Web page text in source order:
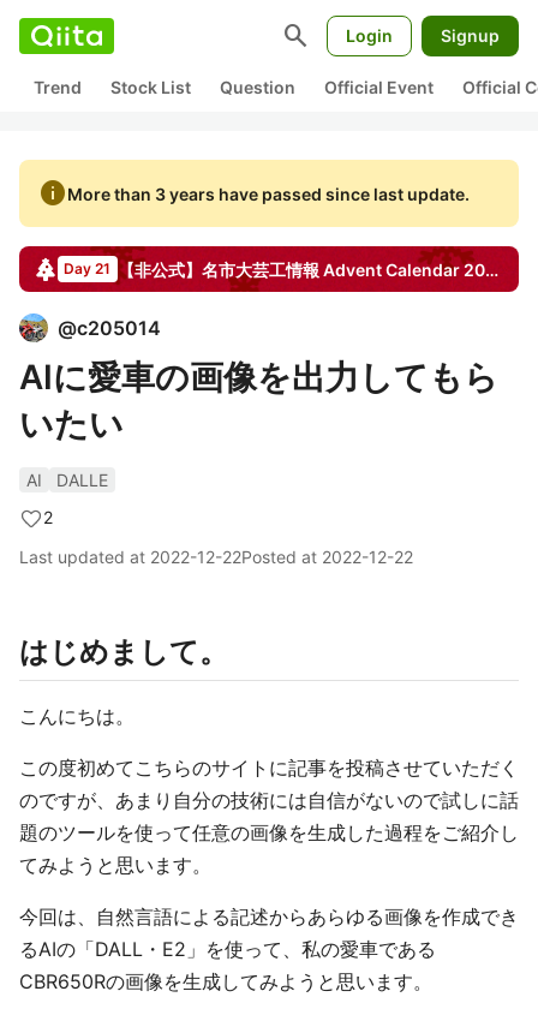
search Login Signup
Trend Stock List Question Official Event Official
infoMore than 3 years have passed since last update.
Day 21 【非公式】名市大芸工情報 Advent Calendar2022
@c205014
AIに愛車の画像を出力してもら
いたい
AI
DALLE
2
Last updated at 2022-12-22Posted at 2022-12-22
はじめまして。
こんにちは。
この度初めてこちらのサイトに記事を投稿させていただく
のですが、あまり自分の技術には自信がないので試しに話
題のツールを使って任意の画像を生成した過程をご紹介し
てみようと思います。
今回は、自然言語による記述からあらゆる画像を作成でき
るAIの「DALL・E2」を使って、私の愛車である
CBR650Rの画像を生成してみようと思います。